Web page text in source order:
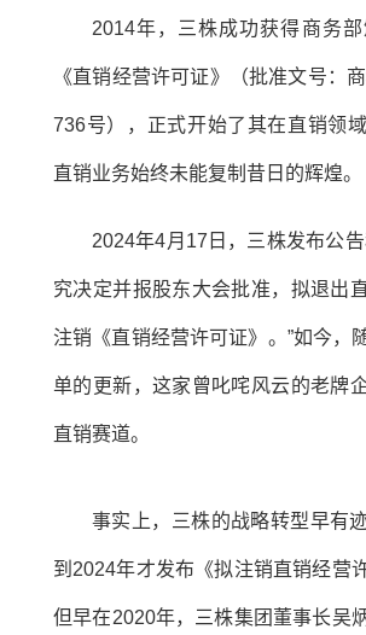
2014年，三株成功获得商务
《直销经营许可证》（批准文号：
736号），正式开始了其在直销领
直销业务始终未能复制昔日的辉煌。
2024年4月17日，三株发布公
究决定并报股东大会批准，拟退出
注销《直销经营许可证》。”如今，
单的更新，这家曾叱咤风云的老牌
直销赛道。
事实上，三株的战略转型早有
到2024年才发布《拟注销直销经营
但早在2020年，三株集团董事长吴